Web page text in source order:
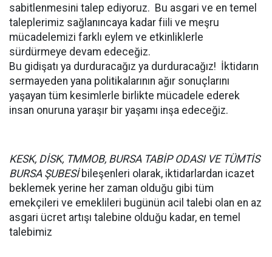
sabitlenmesini talep ediyoruz. Bu asgari ve en temel
taleplerimiz sağlanıncaya kadar fiili ve meşru
mücadelemizi farklı eylem ve etkinliklerle
sürdürmeye devam edeceğiz.
Bu gidişatı ya durduracağız ya durduracağız! İktidarın
sermayeden yana politikalarının ağır sonuçlarını
yaşayan tüm kesimlerle birlikte mücadele ederek
insan onuruna yaraşır bir yaşamı inşa edeceğiz.
KESK, DİSK, TMMOB, BURSA TABİP ODASI VE TÜMTİS
BURSA ŞUBESİbileşenleri olarak, iktidarlardan icazet
beklemek yerine her zaman olduğu gibi tüm
emekçileri ve emeklileri bugünün acil talebi olan en az
asgari ücret artışı talebine olduğu kadar, en temel
talebimiz